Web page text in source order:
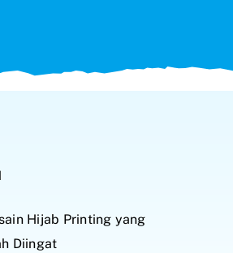
Hijab Printing yang
Diingat